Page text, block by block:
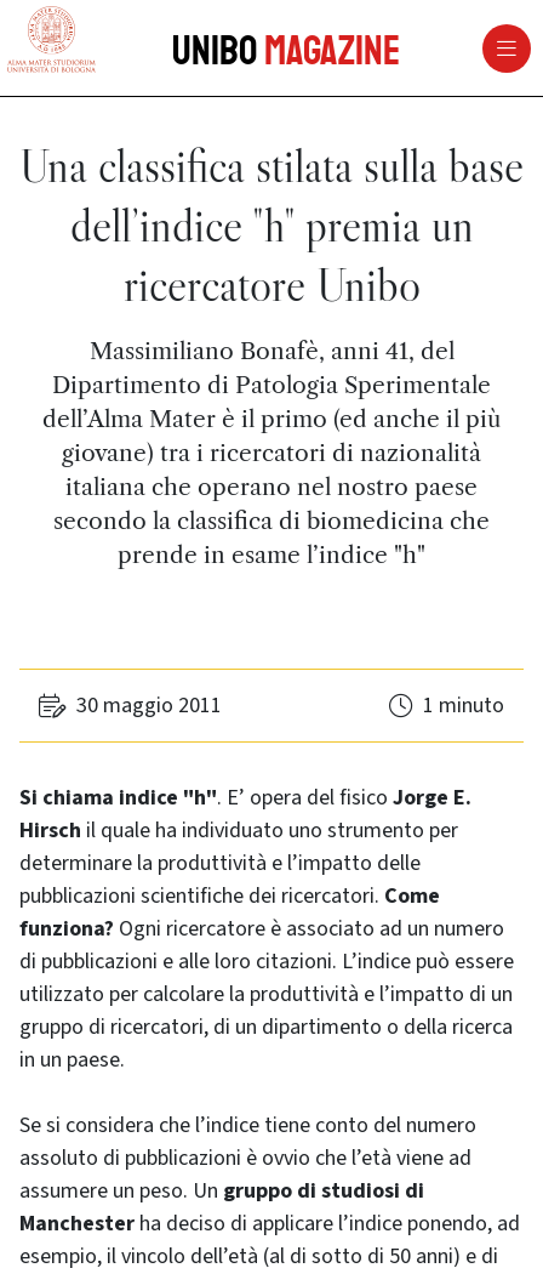
vai al contenuto della pagina
UniboMagazine
Una classifica stilata sulla base
dell’indice "h" premia un
ricercatore Unibo
Massimiliano Bonafè, anni 41, del
Dipartimento di Patologia Sperimentale
dell’Alma Mater è il primo (ed anche il più
giovane) tra i ricercatori di nazionalità
italiana che operano nel nostro paese
secondo la classifica di biomedicina che
prende in esame l’indice "h"
30 maggio 2011 1 minuto
Si chiama indice "h". E’ opera del fisico Jorge E.
Hirsch il quale ha individuato uno strumento per
determinare la produttività e l’impatto delle
pubblicazioni scientifiche dei ricercatori. Come
funziona? Ogni ricercatore è associato ad un numero
di pubblicazioni e alle loro citazioni. L’indice può essere
utilizzato per calcolare la produttività e l’impatto di un
gruppo di ricercatori, di un dipartimento o della ricerca
in un paese.
Se si considera che l’indice tiene conto del numero
assoluto di pubblicazioni è ovvio che l’età viene ad
assumere un peso. Un gruppo di studiosi di
Manchester ha deciso di applicare l’indice ponendo, ad
esempio, il vincolo dell’età (al di sotto di 50 anni) e di